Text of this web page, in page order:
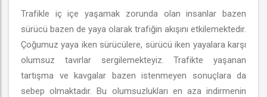
Trafikle iç içe yaşamak zorunda olan insanlar bazen
sürücü bazen de yaya olarak trafiğin akışını etkilemektedir.
Çoğumuz yaya iken sürücülere, sürücü iken yayalara karşı
olumsuz tavırlar sergilemekteyiz. Trafikte yaşanan
tartışma ve kavgalar bazen istenmeyen sonuçlara da
sebep olmaktadır. Bu olumsuzlukları en aza indirmenin